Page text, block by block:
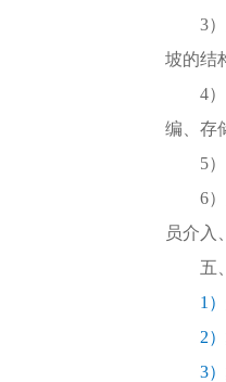
3
坡的结
4
编、存
5
6
员介入
五
1）
2）
3）